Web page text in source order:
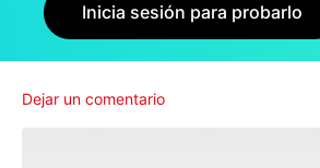
Inicia sesión para probarlo
Dejar un comentario